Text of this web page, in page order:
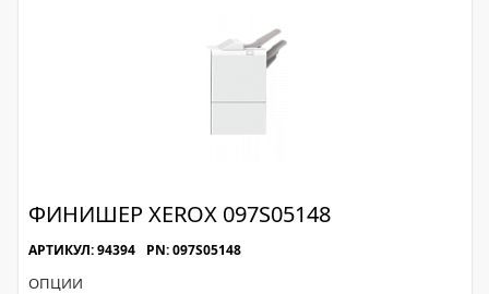
ФИНИШЕР XEROX 097S05148
АРТИКУЛ: 94394 PN: 097S05148
ОПЦИИ